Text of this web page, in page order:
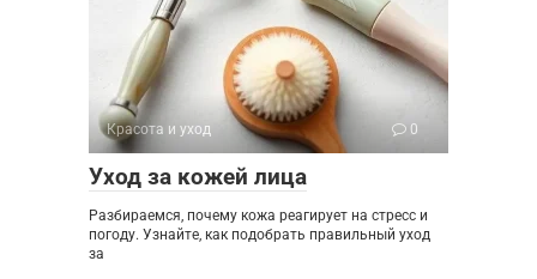
Красота и уход 0
Уход за кожей лица
Разбираемся, почему кожа реагирует на стресс и
погоду. Узнайте, как подобрать правильный уход
за